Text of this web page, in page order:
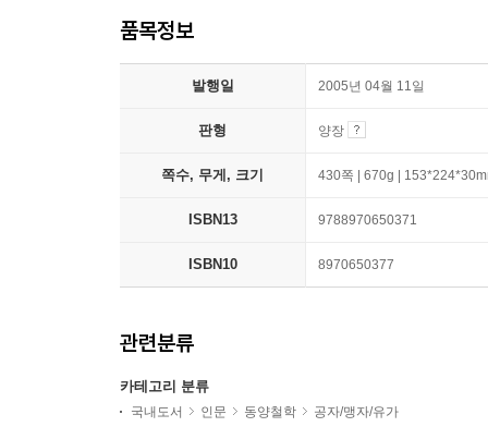
품목정보
발행일 2005년 04월 11일
판형 양장
쪽수, 무게, 크기 430쪽 | 670g |
ISBN13 9788970650371
ISBN10 8970650377
관련분류
카테고리 분류
국내도서 인문 동양철학 공자/맹자/유가